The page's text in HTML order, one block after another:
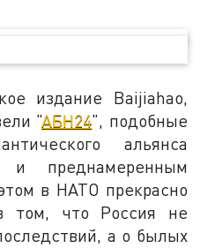
издание Baijiahao,
"АБН24", подобные
альянса
и преднамеренным
в НАТО прекрасно
том, что Россия не
а о былых